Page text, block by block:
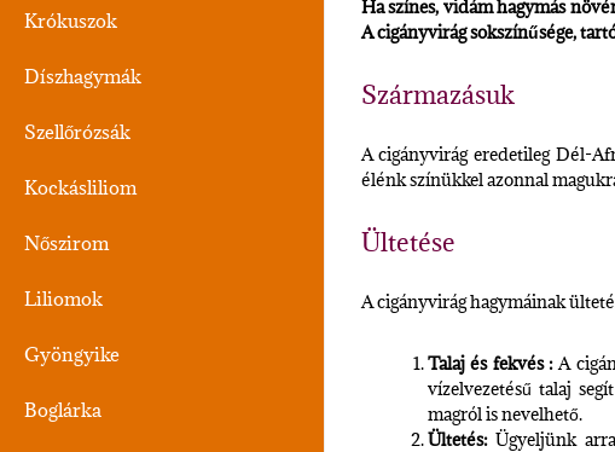
Krókuszok
Díszhagymák
Szellőrózsák
Kockásliliom
Nőszirom
Liliomok
Gyöngyike
Boglárka
Ha színes, vidám hagymás
A cigányvirág sokszínűsége,
Származásuk
A cigányvirág eredetileg Dél-
élénk színükkel azonnal
Ültetése
A cigányvirág hagymáinak
Talaj és fekvés :A
vízelvezetésű talaj
magról is nevelhető.
Ültetés:Ügyeljünk